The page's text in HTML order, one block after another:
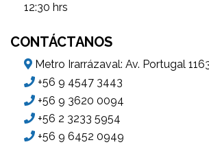
12:30 hrs
CONTÁCTANOS
Metro Irarrázaval: Av. Portugal
+56 9 4547 3443
+56 9 3620 0094
+56 2 3233 5954
+56 9 6452 0949